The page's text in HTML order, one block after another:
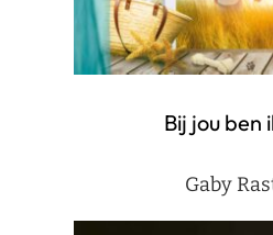
Bij jou ben
Gaby